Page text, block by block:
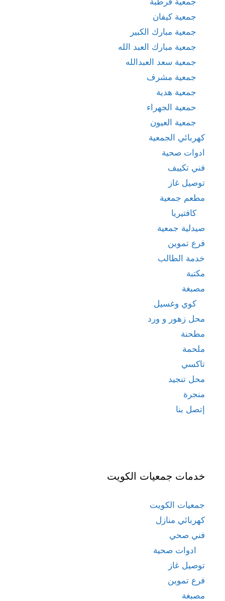
جمعية كيفان
جمعية مبارك الكبير
جمعية مبارك العبد الله
جمعية سعد العبدالله
جمعية مشرف
جمعية هدية
حمعية الجهراء
جمعية العيون
كهربائي الجمعية
ادوات صحية
فني تكييف
توصيل غاز
مطعم جمعية
كافتيريا
صيدلية جمعية
فرع تموين
خدمة الطالب
مكتبة
مصبغة
كوي وغسيل
محل زهور و ورد
مطحنة
ملحمة
تاكسي
محل تنجيد
منجرة
إتصل بنا
خدمات جمعيات الكويت
جمعيات الكويت
كهربائي منازل
فني صحي
ادوات صحية
توصيل غاز
فرع تموين
مصبغة